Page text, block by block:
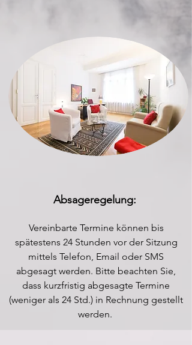
Absageregelung:
Vereinbarte Termine können bis
spätestens 24 Stunden vor der Sitzung
mittels Telefon, Email oder SMS
abgesagt werden. Bitte beachten Sie,
dass kurzfristig abgesagte Termine
(weniger als 24 Std.) in Rechnung gestellt
werden.